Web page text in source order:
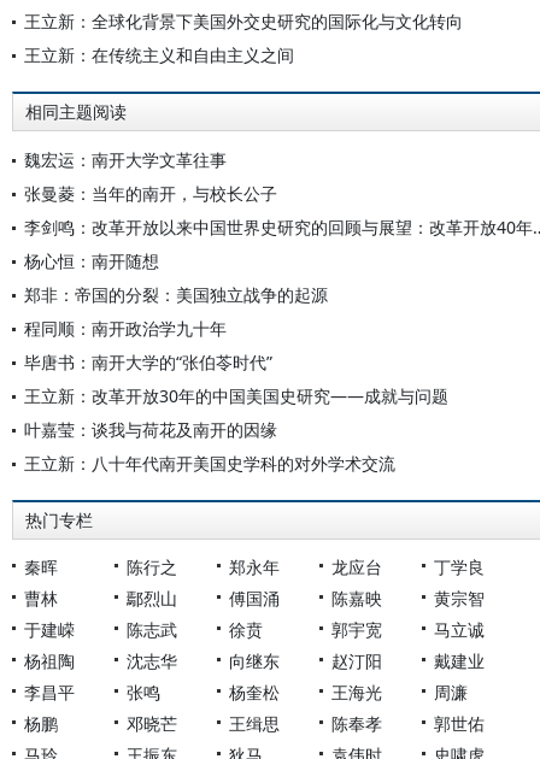
王立新：全球化背景下美国外交史研究的国际化与文化转向
王立新：在传统主义和自由主义之间
相同主题阅读
魏宏运：南开大学文革往事
张曼菱：当年的南开，与校长公子
李剑鸣：改革开放以来
杨心恒：南开随想
郑非：帝国的分裂：美国独立战争的起源
程同顺：南开政治学九十年
毕唐书：南开大学的“张伯苓时代”
王立新：改革开放30年的中国美国史研究——成就与问题
叶嘉莹：谈我与荷花及南开的因缘
王立新：八十年代南开美国史学科的对外学术交流
热门专栏
秦晖 陈行之 郑永年 龙应台
丁学良
曹林
鄢烈山 傅国涌 陈嘉映
黄宗智
于建嵘
陈志武 徐贲 郭宇宽
马立诚
杨祖陶
沈志华 向继东 赵汀阳
戴建业
李昌平
张鸣 杨奎松 王海光
周濂
杨鹏
邓晓芒 王缉思 陈奉孝
郭世佑